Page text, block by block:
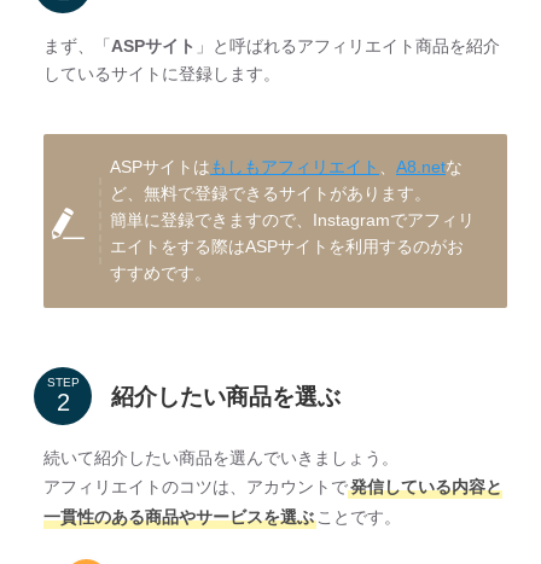
まず、「 ASPサイト 」と呼ばれるアフィリエイト商品を紹介
しているサイトに登録します。
ASPサイトはもしもアフィリエイト A8.netな
ど、無料で登録できるサイトがあります。
簡単に登録できますので、Instagramでアフィリ
エイトをする際はASPサイトを利用するのがお
すすめです。
STEP 紹介したい商品を選ぶ
続いて紹介したい商品を選んでいきましょう。
アフィリエイトのコツは、アカウントで発信している内容と
一貫性のある商品やサービスを選ぶ ことです。